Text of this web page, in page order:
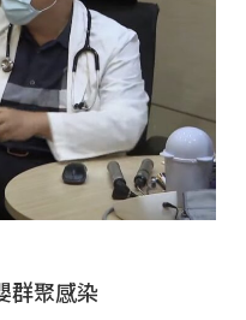
群聚感染